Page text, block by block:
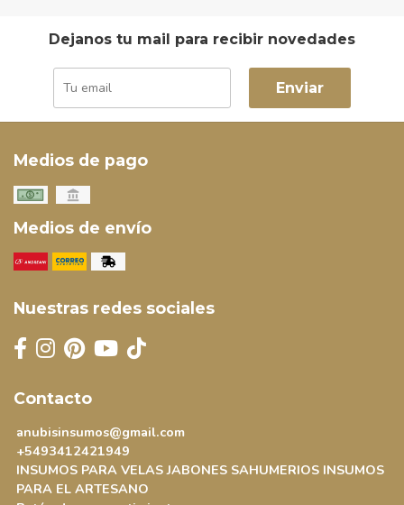
Dejanos tu mail para recibir novedades
Enviar
Medios de pago
Medios de envío
Nuestras redes sociales
Contacto
anubisinsumos@gmail.com
+5493412421949
INSUMOS PARA VELAS JABONES SAHUMERIOS INSUMOS
PARA EL ARTESANO